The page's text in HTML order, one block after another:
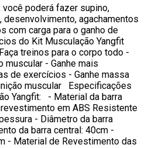
você poderá fazer supino,
desenvolvimento, agachamentos
com carga para o ganho de
do Kit Musculação Yangfit
treinos para o corpo todo -
- Ganhe mais
de exercícios - Ganhe massa
muscular Especificações
Yangfit: - Material da barra
em ABS Resistente
- Diâmetro da barra
da barra central: 40cm -
- Material de Revestimento das